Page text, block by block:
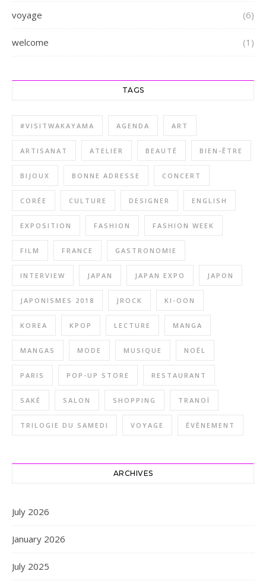
voyage (6)
welcome (1)
TAGS
#VISITWAKAYAMA AGENDA ART
ARTISANAT ATELIER BEAUTÉ BIEN-ÊTRE
BIJOUX BONNE ADRESSE CONCERT
CORÉE CULTURE DESIGNER ENGLISH
EXPOSITION FASHION FASHION WEEK
FILM FRANCE GASTRONOMIE
INTERVIEW JAPAN JAPAN EXPO JAPON
JAPONISMES 2018 JROCK KI-OON
KOREA KPOP LECTURE MANGA
MANGAS MODE MUSIQUE NOËL
PARIS POP-UP STORE RESTAURANT
SAKÉ SALON SHOPPING TRANOÏ
TRILOGIE DU SAMEDI VOYAGE ÉVÈNEMENT
ARCHIVES
July 2026
January 2026
July 2025